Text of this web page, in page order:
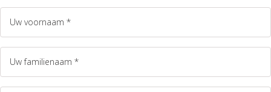
Uw voornaam *
Uw familienaam *